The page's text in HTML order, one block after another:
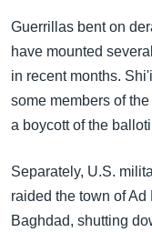
ညွန်း
စာမျက်နှာ
သို့
ကြည့်
ရှာဖွေ
ရန်
နေရာ
Learning English
ဗွီအိုအေ လူမှုကွန်ယက်မျာ
Guerrillas bent on
have mounted
in recent months.
some members of
a boycott of the
Separately, U.S.
raided the town of
Baghdad, shutting